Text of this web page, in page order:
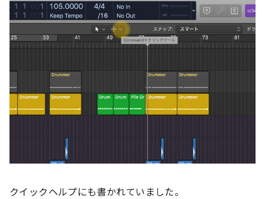
クイックヘルプにも書かれていました。